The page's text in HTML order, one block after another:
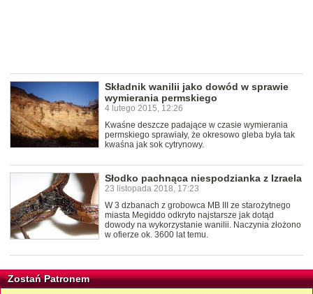
Składnik wanilii jako dowód w sprawie
wymierania permskiego
4 lutego 2015, 12:26
Kwaśne deszcze padające w czasie wymierania
permskiego sprawiały, że okresowo gleba była tak
kwaśna jak sok cytrynowy.
Słodko pachnąca niespodzianka z Izraela
23 listopada 2018, 17:23
W 3 dzbanach z grobowca MB III ze starożytnego
miasta Megiddo odkryto najstarsze jak dotąd
dowody na wykorzystanie wanilii. Naczynia złożono
w ofierze ok. 3600 lat temu.
Zostań Patronem